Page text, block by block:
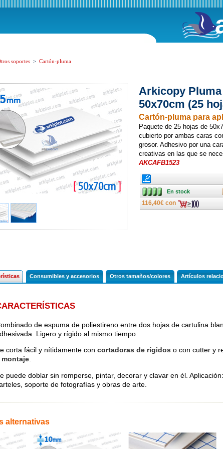
soportes > Cartón-pluma
Arkicopy
50x70cm (25
Cartón-pluma para
Paquete de 25 hojas de
cubierto por ambas caras
grosor. Adhesivo por una
creativas en las que se
AKCAFB1523
Ancho
En stock En stock
116,40€ con
Consumibles y accesorios Otros tamaños/colores Artículos
de espuma de poliestireno entre dos hojas de cartulina
Ligero y rígido al mismo tiempo.
corta fácil y nítidamente con cortadoras de rígidos o con cutter y
montaje.
puede doblar sin romperse, pintar, decorar y clavar en él.
soporte de fotografías y obras de arte.
alternativas